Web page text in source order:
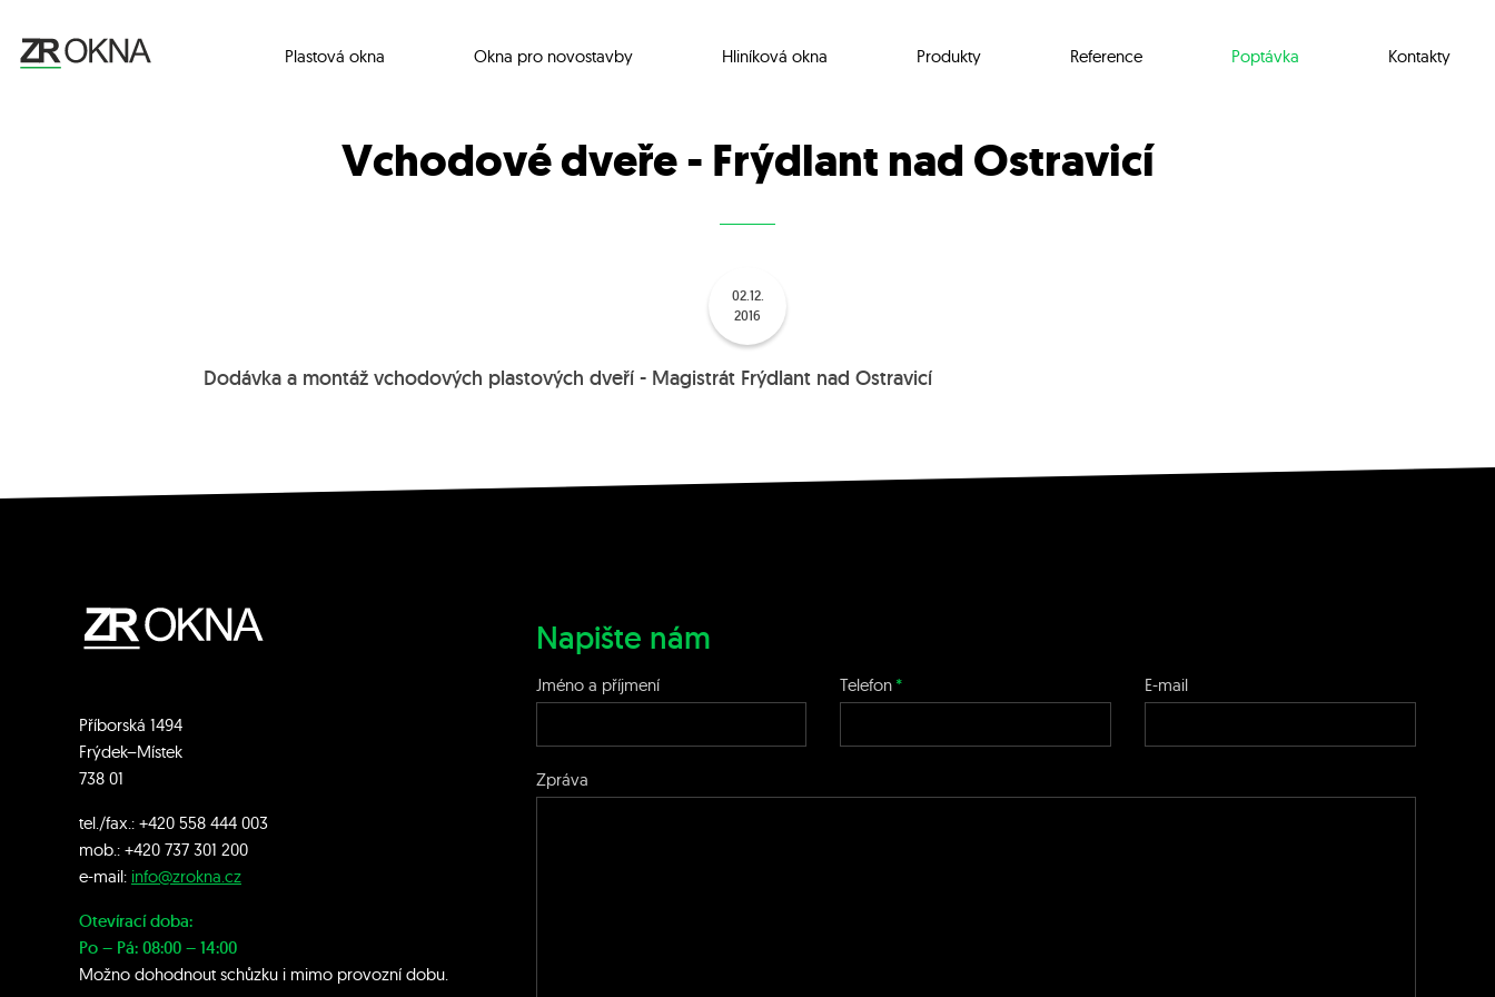
Plastová okna Okna pro novostavby Hliníková okna Produkty Reference Poptávka Kontakty
Vchodové dveře - Frýdlant nad Ostravicí
02.12.
2016
Dodávka a montáž vchodových plastových dveří - Magistrát Frýdlant nad Ostravicí
Příborská 1494
Frýdek–Místek
738 01
tel./fax.: +420 558 444 003
mob.: +420 737 301 200
e-mail: info@zrokna.cz
Otevírací doba:
Po – Pá: 08:00 – 14:00
Možno dohodnout schůzku i mimo provozní dobu.
Napište nám
Jméno a příjmení Telefon E-mail
Zpráva